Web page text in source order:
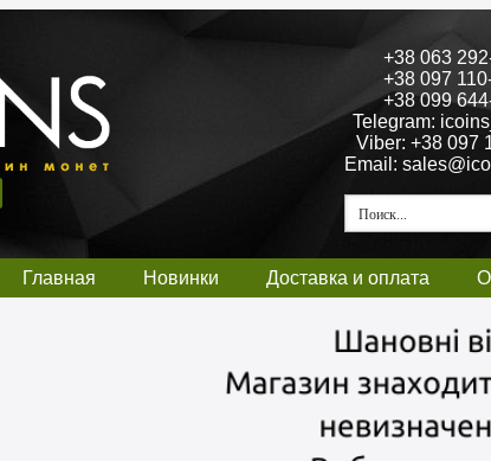
+38 063
+38 097
+38 099
Telegram:
Viber: +38 097
Email:
Главная Новинки Доставка и оплата О